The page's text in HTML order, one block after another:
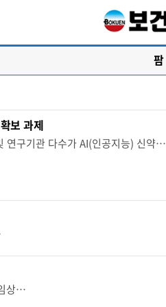
팜
보 과제
연구기관 다수가 AI(인공지능) 신약…
상…